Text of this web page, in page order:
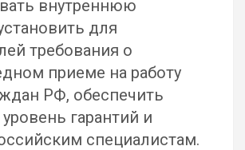
внутреннюю
для
требования о
приеме на работу
РФ, обеспечить
гарантий и
специалистам.